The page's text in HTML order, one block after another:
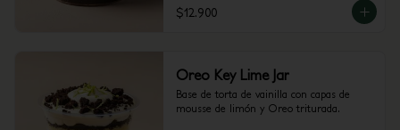
$12.900
Oreo Key Lime Jar
Base de torta de vainilla con capas de
mousse de limón y Oreo triturada.